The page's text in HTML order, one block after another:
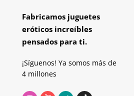
Fabricamos juguetes
eróticos increíbles
pensados para ti.
¡Síguenos! Ya somos más de
4 millones